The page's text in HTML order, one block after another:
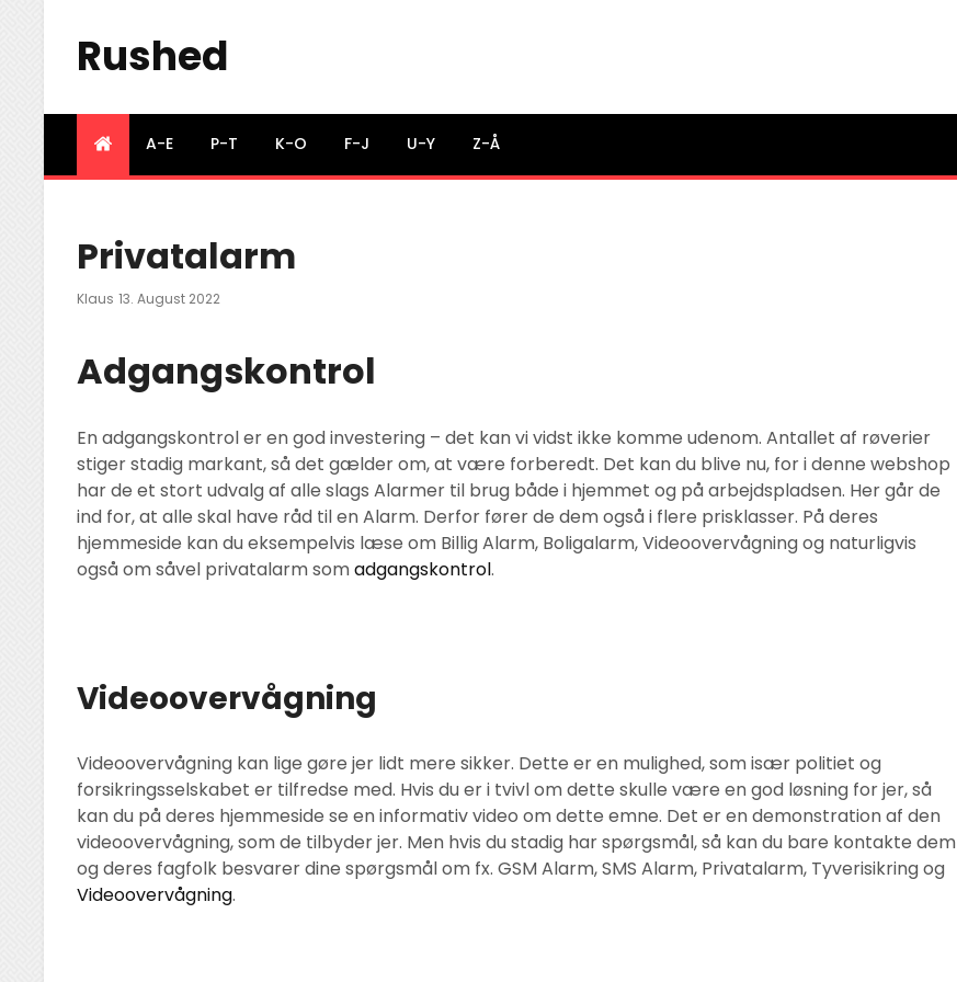
Rushed
A-E P-T K-O F-J U-Y Z-Å
Privatalarm
Klaus Posted
13. August 2022
Adgangskontrol
En adgangskontrol er en god investering – det kan vi vidst ikke komme udenom. Antallet af røverier
stiger stadig markant, så det gælder om, at være forberedt. Det kan du blive nu, for i denne webshop
har de et stort udvalg af alle slags Alarmer til brug både i hjemmet og på arbejdspladsen. Her går de
ind for, at alle skal have råd til en Alarm. Derfor fører de dem også i flere prisklasser. På deres
hjemmeside kan du eksempelvis læse om Billig Alarm, Boligalarm, Videoovervågning og naturligvis
også om såvel privatalarm somadgangskontrol.
Videoovervågning
Videoovervågning kan lige gøre jer lidt mere sikker. Dette er en mulighed, som især politiet og
forsikringsselskabet er tilfredse med. Hvis du er i tvivl om dette skulle være en god løsning for jer, så
kan du på deres hjemmeside se en informativ video om dette emne. Det er en demonstration af den
videoovervågning, som de tilbyder jer. Men hvis du stadig har spørgsmål, så kan du bare kontakte dem
og deres fagfolk besvarer dine spørgsmål om fx. GSM Alarm, SMS Alarm, Privatalarm, Tyverisikring og
Videoovervågning.